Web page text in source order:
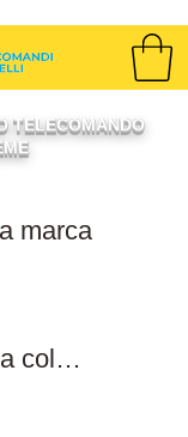
TELECOMANDO